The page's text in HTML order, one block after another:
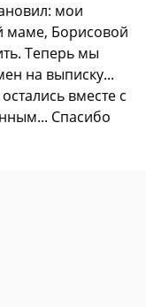
мои
маме, Борисовой
Теперь мы
на выписку...
вместе с
Спасибо